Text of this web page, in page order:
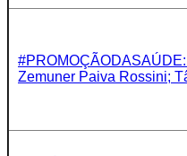
Zemuner Paiva Rossini;